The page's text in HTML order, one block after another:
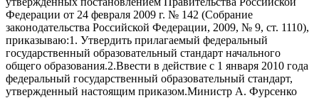
Федерации от 24 февраля 2009 г. № 142 (Собрание
законодательства Российской Федерации, 2009, № 9, ст. 1110),
приказываю:1. Утвердить прилагаемый федеральный
государственный образовательный стандарт начального
общего образования.2.Ввести в действие с 1 января 2010 года
федеральный государственный образовательный стандарт,
утвержденный настоящим приказом.Министр А. Фурсенко